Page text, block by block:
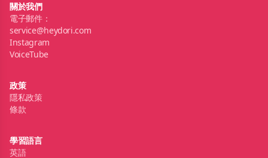
關於我們
電子郵件：
service@heydori.com
Instagram
VoiceTube
政策
隱私政策
條款
學習語言
英語